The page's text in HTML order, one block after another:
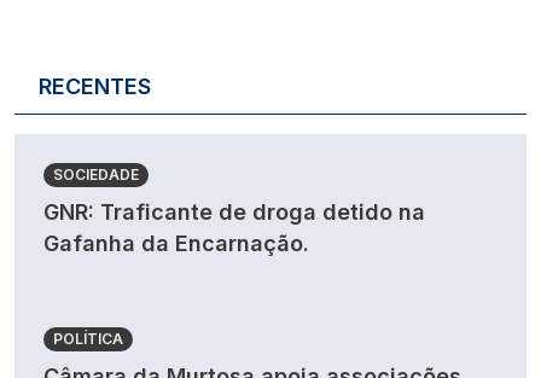
RECENTES
SOCIEDADE
GNR: Traficante de droga detido na
Gafanha da Encarnação.
POLÍTICA